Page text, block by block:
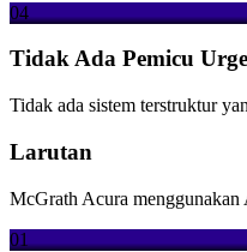
04
Tidak Ada Pemicu
Tidak ada sistem terstruktur
Larutan
McGrath Acura menggunakan
01